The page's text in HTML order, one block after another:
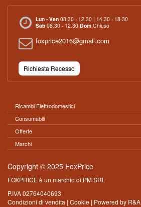
Lun - Ven 08.30 - 12.30 | 14.30 - 18-30
Sab 08.30 - 12.30 Dom Chiuso
foxprice2016@gmail.com
Richiesta Recesso
Ricambi Elettrodomestici
Consumabili
Offerte
Marchi
Copyright © 2025 FoxPrice
FOXPRICE è un marchio di PM SRL
P.IVA 02764040693
Condizioni di vendita | Cookie | Powered by R&A